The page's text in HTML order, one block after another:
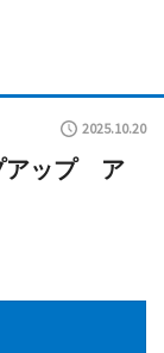
2025.10.20
アップ ア